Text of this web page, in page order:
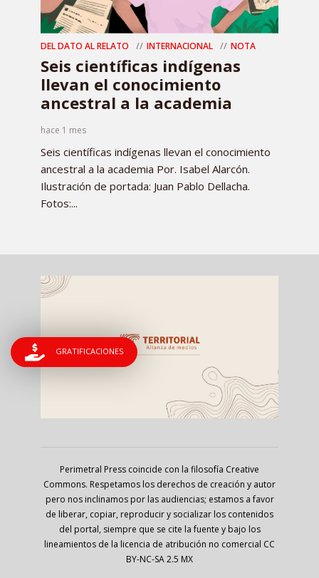
DEL DATO AL RELATO INTERNACIONAL NOTA
Seis científicas indígenas
llevan el conocimiento
ancestral a la academia
hace 1 mes
Seis científicas indígenas llevan el conocimiento
ancestral a la academia Por. Isabel Alarcón.
Ilustración de portada: Juan Pablo Dellacha.
Fotos:...
Perimetral Press coincide con la filosofía Creative
Commons. Respetamos los derechos de creación y autor
pero nos inclinamos por las audiencias; estamos a favor
de liberar, copiar, reproducir y socializar los contenidos
del portal, siempre que se cite la fuente y bajo los
lineamientos de la licencia de atribución no comercial CC
BY-NC-SA 2.5 MX
GRATIFICACIONES